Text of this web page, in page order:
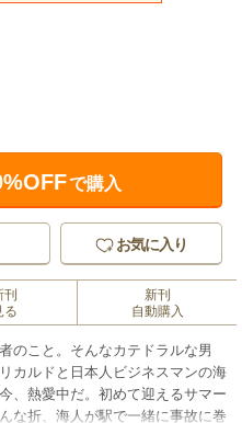
で購入
お気に入り
る
新刊
自動購入
のこと。そんなカテドラルな男
ルドと日本人ビジネスマンの海
、熱愛中だ。初めて迎えるサマー
な折、海人が駅で一緒に事故に巻